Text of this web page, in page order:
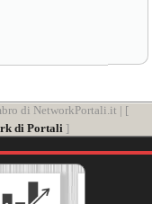
di NetworkPortali.it | [
di Portali ]